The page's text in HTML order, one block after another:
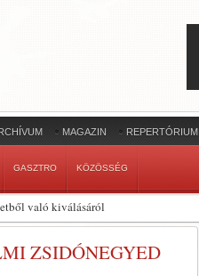
MAGAZIN REPERTÓRIUM
GASZTRO KÖZÖSSÉG
való kiválásáról
ZSIDÓNEGYED